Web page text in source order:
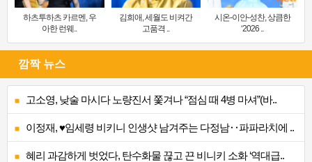
하츠투하츠 카르멘, 우
아한 런웨..
김희애, 세월도 비켜간
고품격 ..
시온-이안-성찬, 상큼한
‘2026 ..
깜짝 뉴스
고소영, 낮술 마시다 노량진서 쫓겨나 “점심 때 4병 마셔”(바..
이정재, ♥임세령 비키니 인생샷 남겨주는 다정남‥파파라치에 ..
혜리 과감하게 벗었다, 탄수화물 끊고 끈 비니키 소화 ‘역대급..